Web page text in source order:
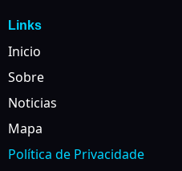
Links
Inicio
Sobre
Noticias
Mapa
Política de Privacidade